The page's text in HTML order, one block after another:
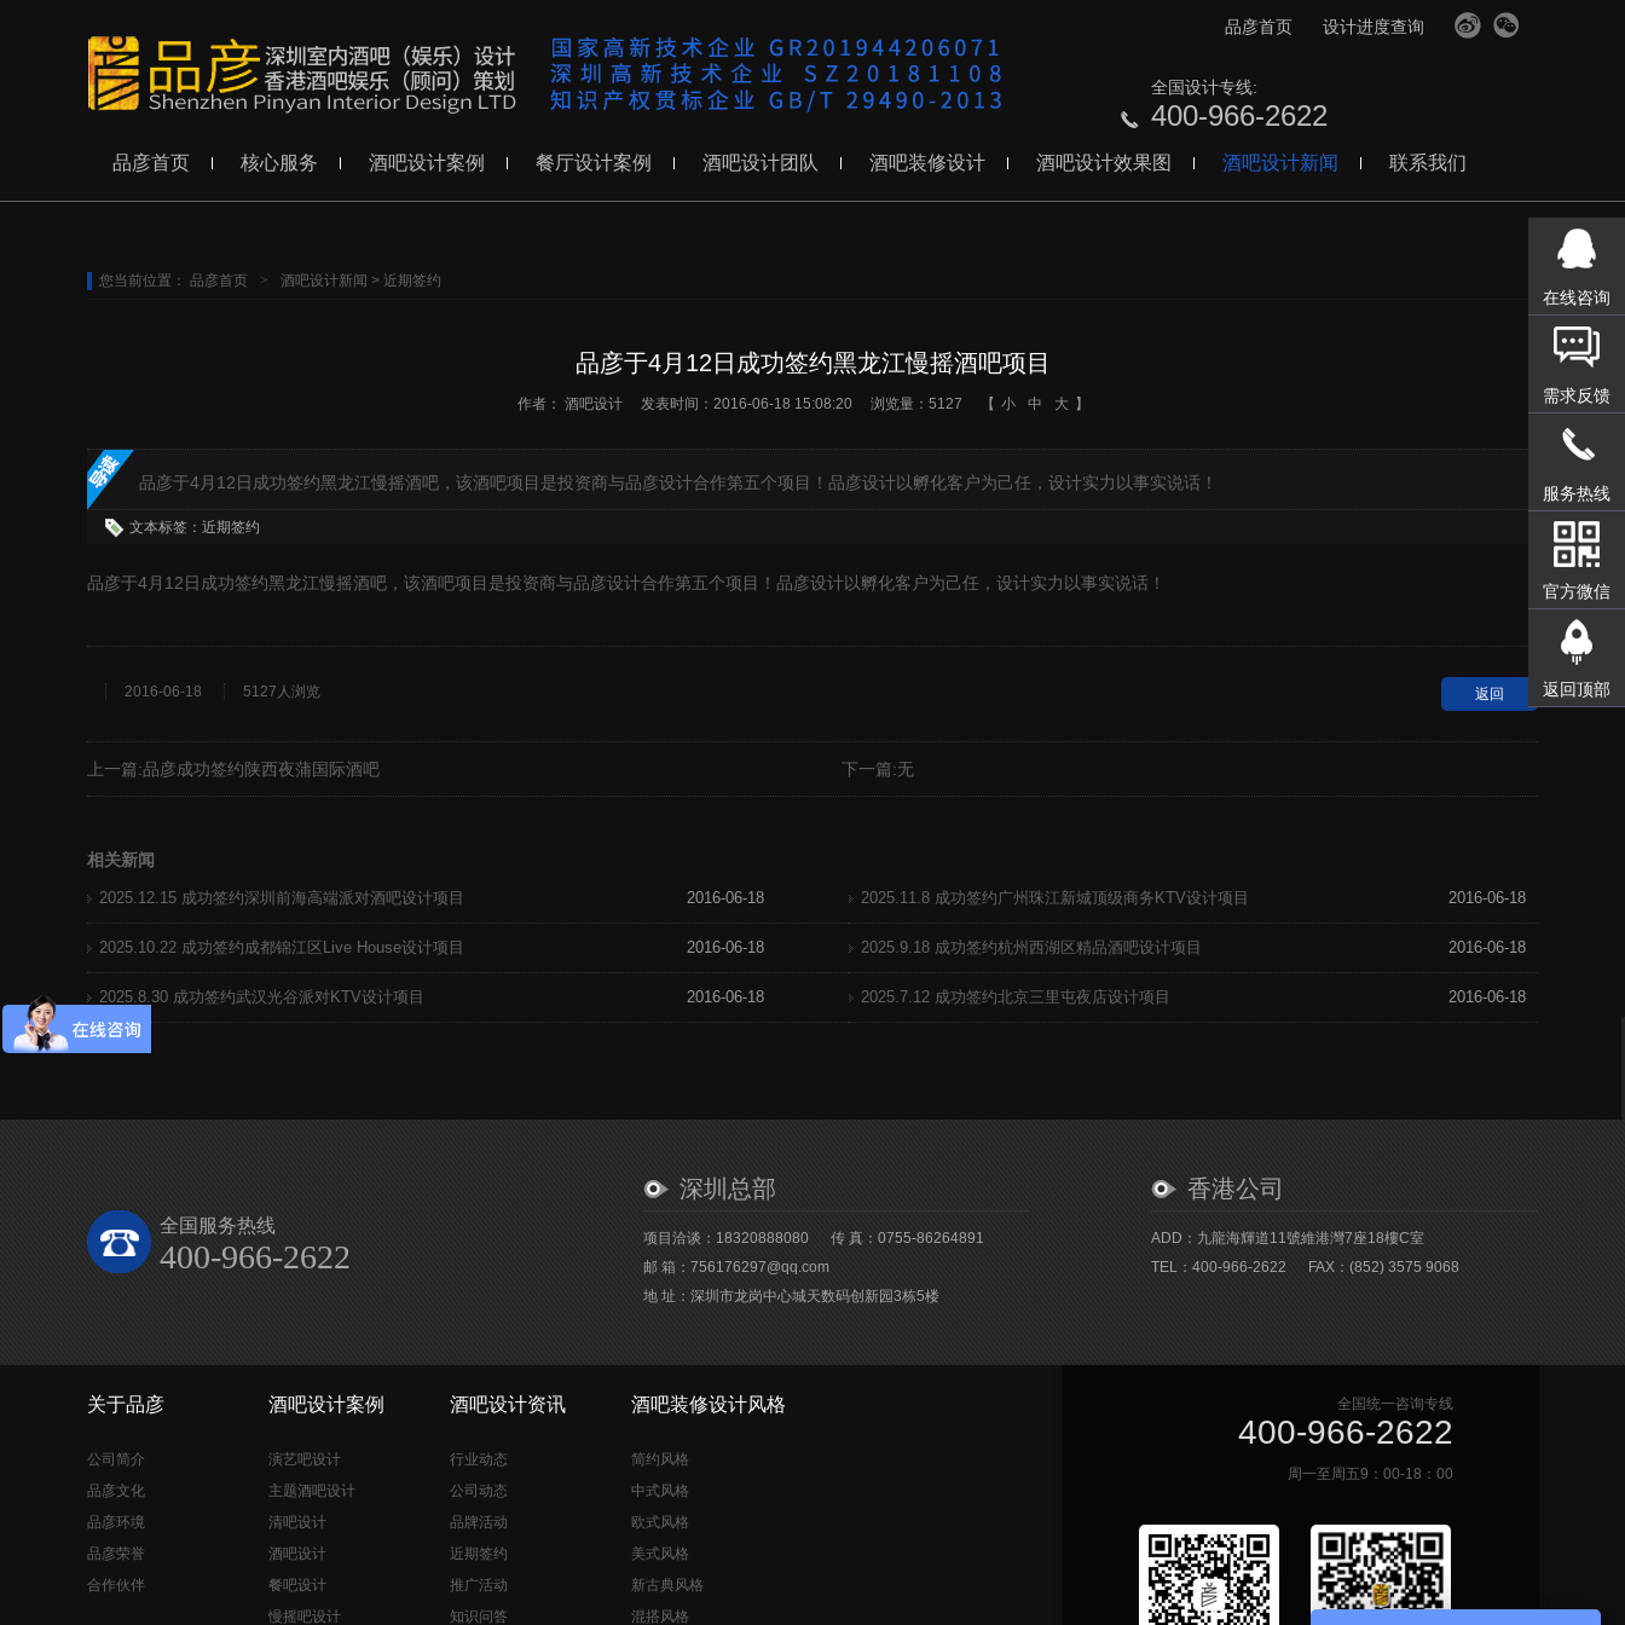
品彦首页 设计进度查询
全国设计专线:
400-966-2622
品彦首页 核心服务 酒吧设计案例 餐厅设计案例 酒吧设计团队 酒吧装修设计 酒吧设计效果图 酒吧设计新闻 联系我们
您当前位置： 品彦首页 > 酒吧设计新闻 > 近期签约
品彦于4月12日成功签约黑龙江慢摇酒吧项目
作者： 酒吧设计 发表时间：2016-06-18 15:08:20 浏览量：5127 【 小 中 大 】
品彦于4月12日成功签约黑龙江慢摇酒吧，该酒吧项目是投资商与品彦设计合作第五个项目！品彦设计以孵化客户为己任，设计实力以事实说话！
文本标签：近期签约
品彦于4月12日成功签约黑龙江慢摇酒吧，该酒吧项目是投资商与品彦设计合作第五个项目！品彦设计以孵化客户为己任，设计实力以事实说话！
返回
2016-06-18 5127人浏览
上一篇:品彦成功签约陕西夜蒲国际酒吧 下一篇:无
相关新闻
2025.12.15 成功签约深圳前海高端派对酒吧设计项目 2016-06-18 2025.11.8 成功签约广州珠江新城顶级商务KTV设计项目 2016-06-18
2025.10.22 成功签约成都锦江区Live House设计项目 2016-06-18 2025.9.18 成功签约杭州西湖区精品酒吧设计项目 2016-06-18
2025.8.30 成功签约武汉光谷派对KTV设计项目 2016-06-18 2025.7.12 成功签约北京三里屯夜店设计项目 2016-06-18
全国服务热线
400-966-2622
深圳总部
项目洽谈：18320888080
传 真：0755-86264891
邮 箱：756176297@qq.com
地 址：深圳市龙岗中心城天数码创新园3栋5楼
香港公司
ADD：九龍海輝道11號維港灣7座18樓C室
TEL：400-966-2622
FAX：(852) 3575 9068
关于品彦
公司简介
品彦文化
品彦环境
品彦荣誉
合作伙伴
酒吧设计案例
演艺吧设计
主题酒吧设计
清吧设计
酒吧设计
餐吧设计
慢摇吧设计
酒吧设计资讯
行业动态
公司动态
品牌活动
近期签约
推广活动
知识问答
酒吧装修设计风格
简约风格
中式风格
欧式风格
美式风格
新古典风格
混搭风格
全国统一咨询专线
400-966-2622
周一至周五9：00-18：00
在线咨询
需求反馈
服务热线
官方微信
返回顶部